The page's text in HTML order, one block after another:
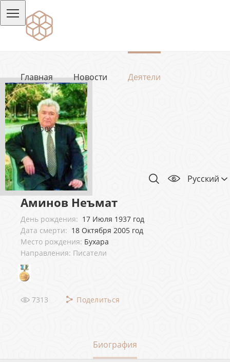
Главная Новости Деятели
О проекте
Русский
Аминов Неъмат
День рождения: 17 Июля 1937 год
Дата смерти: 18 Октября 2005 год
Место рождения: Бухара
Направления: Писатели
7313 Поделиться
Биография